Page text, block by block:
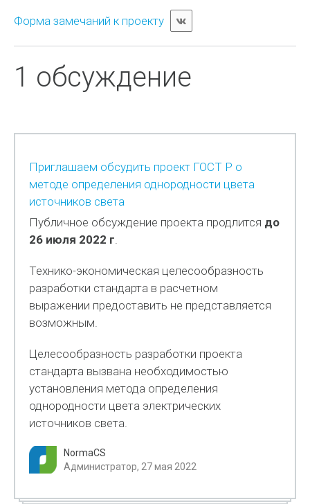
Форма замечаний к проекту
1 обсуждение
Приглашаем обсудить проект ГОСТ Р о
методе определения однородности цвета
источников света
Публичное обсуждение проекта продлится до
26 июля 2022 г.
Технико-экономическая целесообразность
разработки стандарта в расчетном
выражении предоставить не представляется
возможным.
Целесообразность разработки проекта
стандарта вызвана необходимостью
установления метода определения
однородности цвета электрических
источников света.
NormaCS
Администратор, 27 мая 2022